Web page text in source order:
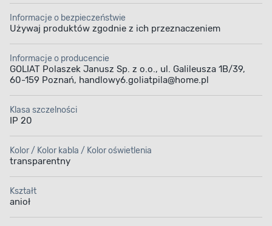
Informacje o bezpieczeństwie
Używaj produktów zgodnie z ich przeznaczeniem
Informacje o producencie
GOLIAT Polaszek Janusz Sp. z o.o., ul. Galileusza 1B/39,
60-159 Poznań, handlowy6.goliatpila@home.pl
Klasa szczelności
IP 20
Kolor / Kolor kabla / Kolor oświetlenia
transparentny
Kształt
anioł